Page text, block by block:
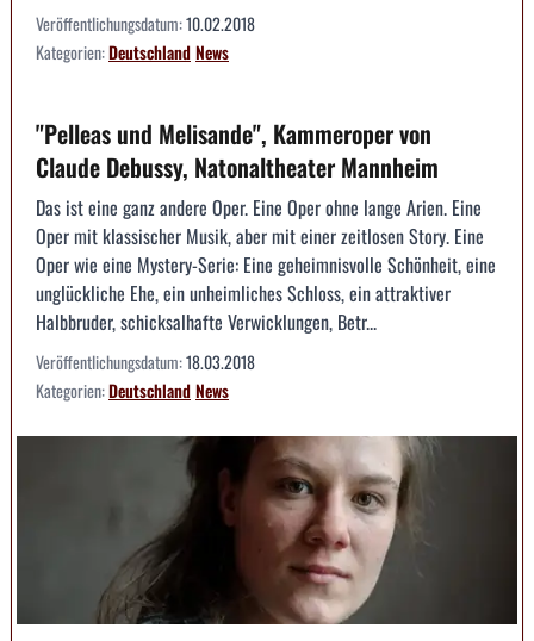
Veröffentlichungsdatum:10.02.2018
Kategorien:DeutschlandNews
"Pelleas und Melisande", Kammeroper von
Claude Debussy, Natonaltheater Mannheim
Das ist eine ganz andere Oper. Eine Oper ohne lange Arien. Eine
Oper mit klassischer Musik, aber mit einer zeitlosen Story. Eine
Oper wie eine Mystery-Serie: Eine geheimnisvolle Schönheit, eine
unglückliche Ehe, ein unheimliches Schloss, ein attraktiver
Halbbruder, schicksalhafte Verwicklungen, Betr...
Veröffentlichungsdatum:18.03.2018
Kategorien:DeutschlandNews